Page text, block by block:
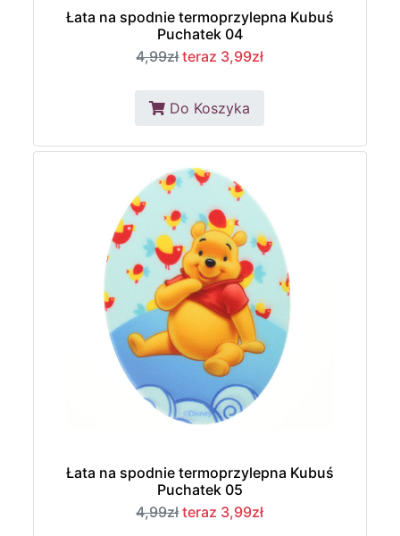
Łata na spodnie termoprzylepna Kubuś
Puchatek 04
4,99zł teraz 3,99zł
Do Koszyka
Łata na spodnie termoprzylepna Kubuś
Puchatek 05
4,99zł teraz 3,99zł